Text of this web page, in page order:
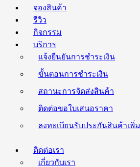
จองสินค้า
รีวิว
กิจกรรม
บริการ
แจ้งยืนยันการชำระเงิน
ขั้นตอนการชำระเงิน
สถานะการจัดส่งสินค้า
ติดต่อขอใบเสนอราคา
ลงทะเบียนรับประกันสินค้าเพิ่ม
ติดต่อเรา
เกี่ยวกับเรา